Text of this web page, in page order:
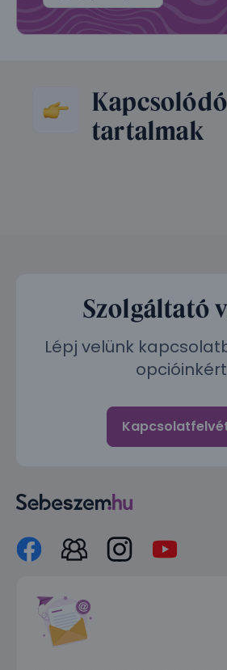
Kapcsolódó
tartalmak
Szolgáltató
Lépj velünk
opcióinkért